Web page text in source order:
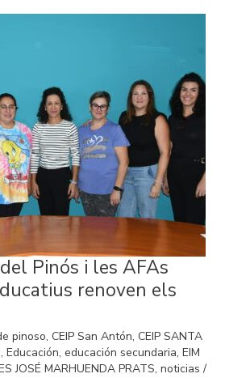
Pinós i les AFAs
renoven els
pinoso, CEIP San Antón, CEIP SANTA
, Educación, educación secundaria, EIM
JOSÉ MARHUENDA PRATS, noticias /